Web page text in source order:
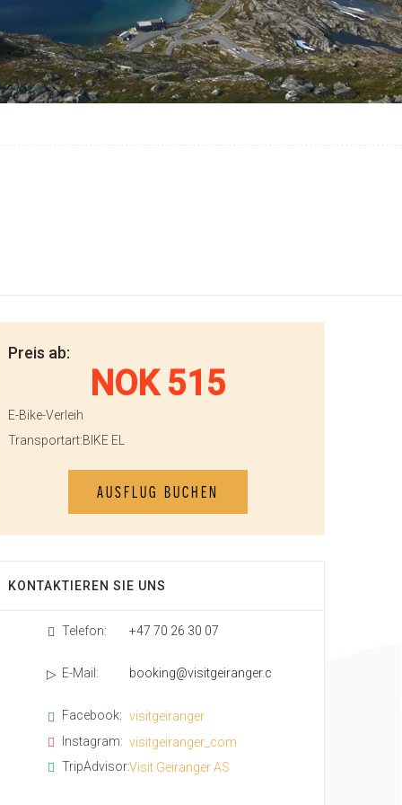
Preis ab:
NOK 515
E-Bike-Verleih
Transportart:BIKE EL
AUSFLUG BUCHEN
KONTAKTIEREN SIE UNS
Telefon: +47 70 26 30 07
E-Mail: booking@visitgeiranger.com
Facebook: visitgeiranger
Instagram: visitgeiranger_com
TripAdvisor:Visit Geiranger AS